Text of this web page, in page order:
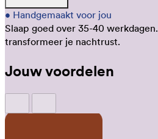
• Handgemaakt voor jou
Slaap goed over 35-40 werkdagen.
transformeer je nachtrust.
Jouw voordelen